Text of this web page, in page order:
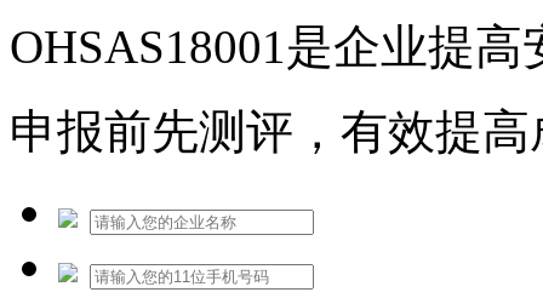
OHSAS18001是企业提
申报前先测评，有效提